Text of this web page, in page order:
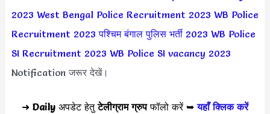
2023 West Bengal Police Recruitment 2023 WB Police
Recruitment 2023 पश्चिम बंगाल पुलिस भर्ती 2023 WB Police
SI Recruitment 2023 WB Police SI vacancy 2023
Notification जरूर देखें।
➜ Daily अपडेट हेतुटेलीग्राम ग्रुपफॉलो करें ➥यहाँ क्लिक करें